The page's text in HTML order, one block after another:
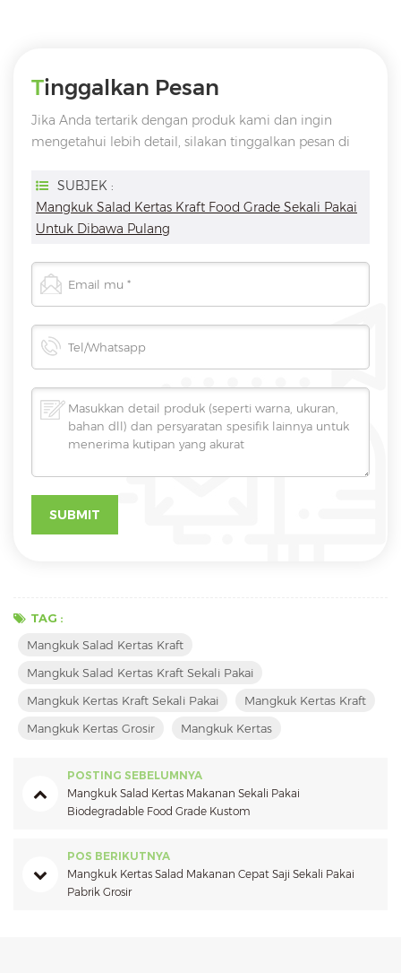
Tinggalkan Pesan
Jika Anda tertarik dengan produk kami dan ingin
mengetahui lebih detail, silakan tinggalkan pesan di
SUBJEK :
Mangkuk Salad Kertas Kraft Food Grade Sekali Pakai
Untuk Dibawa Pulang
TAG :
Mangkuk Salad Kertas Kraft
Mangkuk Salad Kertas Kraft Sekali Pakai
Mangkuk Kertas Kraft Sekali Pakai
Mangkuk Kertas Kraft
Mangkuk Kertas Grosir
Mangkuk Kertas
POSTING SEBELUMNYA
Mangkuk Salad Kertas Makanan Sekali Pakai
Biodegradable Food Grade Kustom
POS BERIKUTNYA
Mangkuk Kertas Salad Makanan Cepat Saji Sekali Pakai
Pabrik Grosir